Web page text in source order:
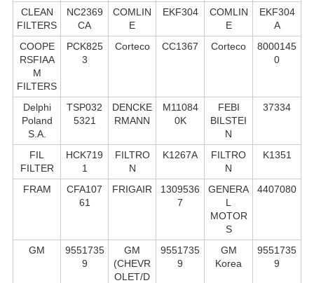
CLEAN
FILTERS
NC2369
CA
COMLIN
E
EKF304
COMLIN
E
EKF304
A
COOPE
RSFIAA
M
FILTERS
PCK825
3
Corteco CC1367 Corteco
8000145
0
Delphi
Poland
S.А.
TSP032
5321
DENCKE
RMANN
M11084
0K
FEBI
BILSTEI
N
37334
FIL
FILTER
HCK719
1
FILTRO
N
K1267A
FILTRO
N
K1351
FRAM
CFA107
61
FRIGAIR
1309536
7
GENERA
L
MOTOR
S
4407080
GM
9551735
9
GM
(CHEVR
OLET/D
9551735
9
GM
Korea
9551735
9